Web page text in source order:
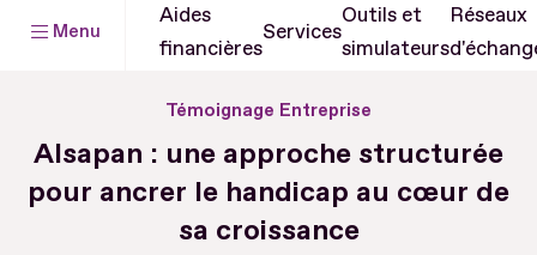
Menu
Aides
financières
Services
Outils et
simulateurs
Réseaux
Témoignage Entreprise
Alsapan : une approche structurée
pour ancrer le handicap au cœur de
sa croissance